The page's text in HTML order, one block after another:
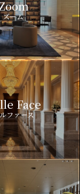
ズーム
Face
ファース